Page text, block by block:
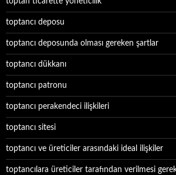
toptancı deposu
toptancı deposunda olması gereken şartlar
toptancı dükkanı
toptancı patronu
toptancı perakendeci ilişkileri
toptancı sitesi
toptancı ve üreticiler arasındaki ideal ilişkiler
toptancılara üreticiler tarafından verilmesi